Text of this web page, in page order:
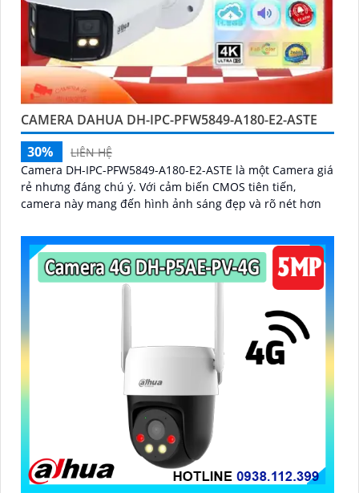
CAMERA DAHUA DH-IPC-PFW5849-A180-E2-ASTE
30%
LIÊN HỆ
Camera DH-IPC-PFW5849-A180-E2-ASTE là một Camera giá
rẻ nhưng đáng chú ý. Với cảm biến CMOS tiên tiến,
camera này mang đến hình ảnh sáng đẹp và rõ nét hơn